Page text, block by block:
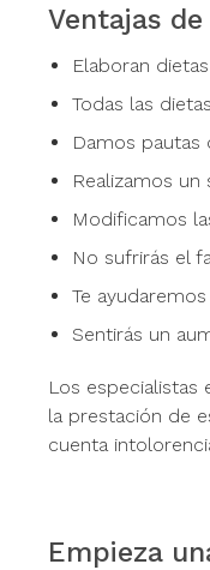
Ventajas
Elaboran
Todas las
Damos pautas
Realizamos
Modificamos
No sufrirás el
Te
Sentirás un
Los especialistas
la prestación de
cuenta
Empieza